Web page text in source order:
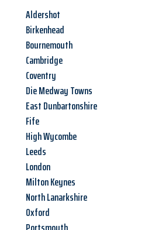
Aldershot
Birkenhead
Bournemouth
Cambridge
Coventry
Die Medway Towns
East Dunbartonshire
Fife
High Wycombe
Leeds
London
Milton Keynes
North Lanarkshire
Oxford